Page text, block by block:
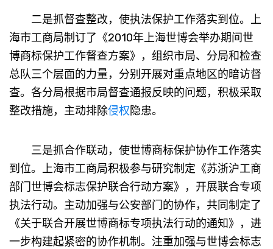
二是抓督查整改，使执法保护工作落实到位。上
海市工商局制订了《2010年上海世博会举办期间世
博商标保护工作督查方案》，组织市局、分局和检查
总队三个层面的力量，分别开展对重点地区的暗访督
查。各分局根据市局督查通报反映的问题，积极采取
整改措施，主动排除侵权隐患。
三是抓合作联动，使世博商标保护协作工作落实
到位。上海市工商局积极参与研究制定《苏浙沪工商
部门世博会标志保护联合行动方案》，开展联合专项
执法行动。主动加强与公安部门的协作，共同制定了
《关于联合开展世博商标专项执法行动的通知》，进
一步构建起紧密的协作机制。注重加强与世博会标志